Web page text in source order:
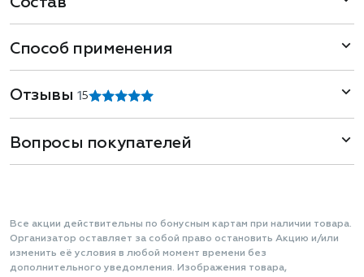
Способ применения
Отзывы1 5
Вопросы покупателей
Все акции действительны по бонусным картам при наличии товара.
Организатор оставляет за собой право остановить Акцию и/или
изменить её условия в любой момент времени без
дополнительного уведомления. Изображения товара,